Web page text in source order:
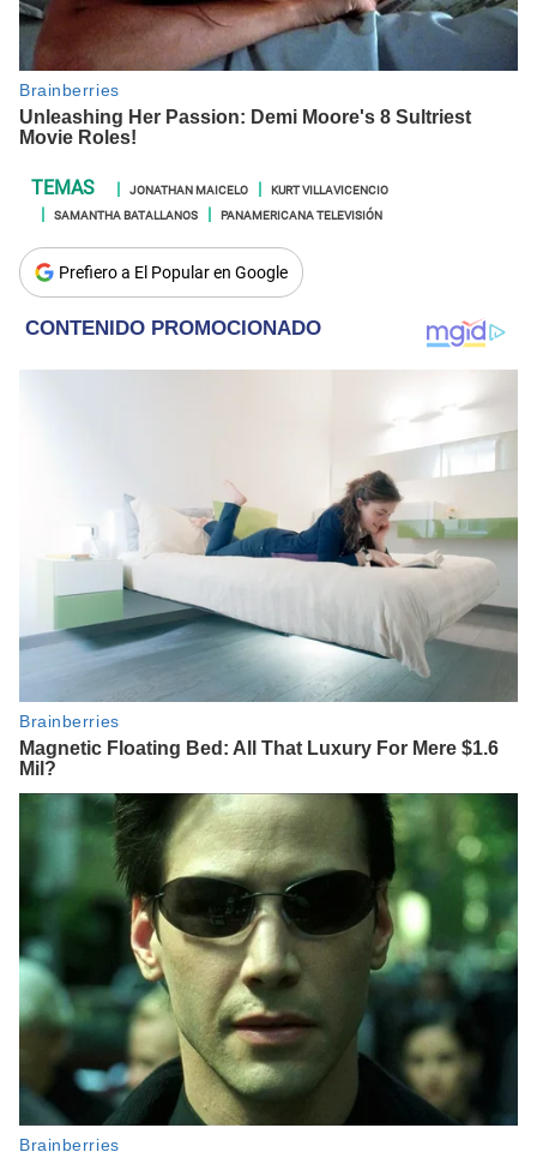
JONATHAN MAICELO
KURT VILLAVICENCIO
SAMANTHA BATALLANOS
PANAMERICANA TELEVISIÓN
Prefiero a El Popular en Google